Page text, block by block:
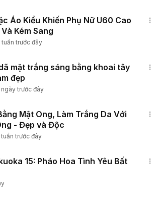
Áo Kiểu Khiến Phụ Nữ U60 Cao
Kém Sang
tuần trước đây
mặt trắng sáng bằng khoai tây
đẹp
ngày trước đây
Mật Ong, Làm Trắng Da Với
- Đẹp và Độc
tuần trước đây
15: Pháo Hoa Tình Yêu Bất